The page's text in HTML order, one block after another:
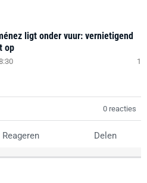
ligt onder vuur: vernietigend
op
1
0 reacties
Reageren Delen